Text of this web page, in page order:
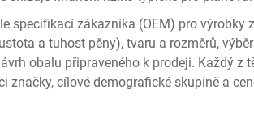
specifikací zákazníka (OEM) pro výrobky
a tuhost pěny), tvaru a rozměrů,
obalu připraveného k prodeji. Každý z
značky, cílové demografické skupině a